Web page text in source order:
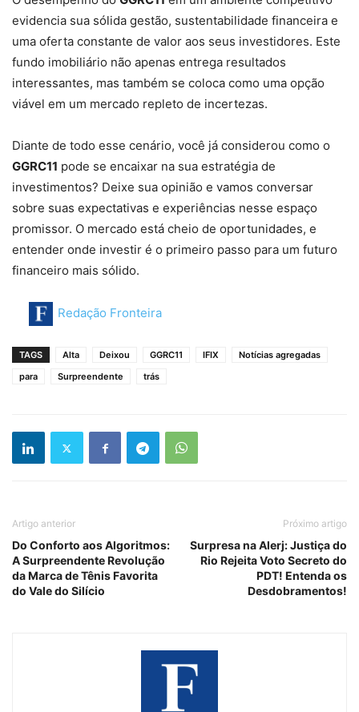
evidencia sua sólida gestão, sustentabilidade financeira e
uma oferta constante de valor aos seus investidores. Este
fundo imobiliário não apenas entrega resultados
interessantes, mas também se coloca como uma opção
viável em um mercado repleto de incertezas.
Diante de todo esse cenário, você já considerou como o
GGRC11 pode se encaixar na sua estratégia de
investimentos? Deixe sua opinião e vamos conversar
sobre suas expectativas e experiências nesse espaço
promissor. O mercado está cheio de oportunidades, e
entender onde investir é o primeiro passo para um futuro
financeiro mais sólido.
Redação Fronteira
TAGS Alta Deixou GGRC11 IFIX
Notícias agregadas
para
Surpreendente trás
Artigo anterior
Do Conforto aos Algoritmos:
A Surpreendente Revolução
da Marca de Tênis Favorita
do Vale do Silício
Próximo artigo
Surpresa na Alerj: Justiça do
Rio Rejeita Voto Secreto do
PDT! Entenda os
Desdobramentos!